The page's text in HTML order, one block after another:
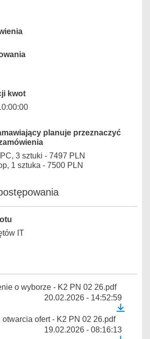
kwot
planuje przeznaczyć
3 sztuki - 7497 PLN
1 sztuka - 7500 PLN
IT
o wyborze - K2 PN 02 26.pdf
20.02.2026 - 14:52:59
otwarcia ofert - K2 PN 02 26.pdf
19.02.2026 - 08:16:13